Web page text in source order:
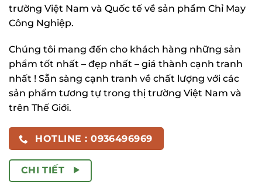
trường Việt Nam và Quốc tế về sản phẩm Chỉ May
Công Nghiệp.
Chúng tôi mang đến cho khách hàng những sản
phẩm tốt nhất – đẹp nhất – giá thành cạnh tranh
nhất ! Sẵn sàng cạnh tranh về chất lượng với các
sản phẩm tương tự trong thị trường Việt Nam và
trên Thế Giới.
HOTLINE : 0936496969
CHI TIẾT